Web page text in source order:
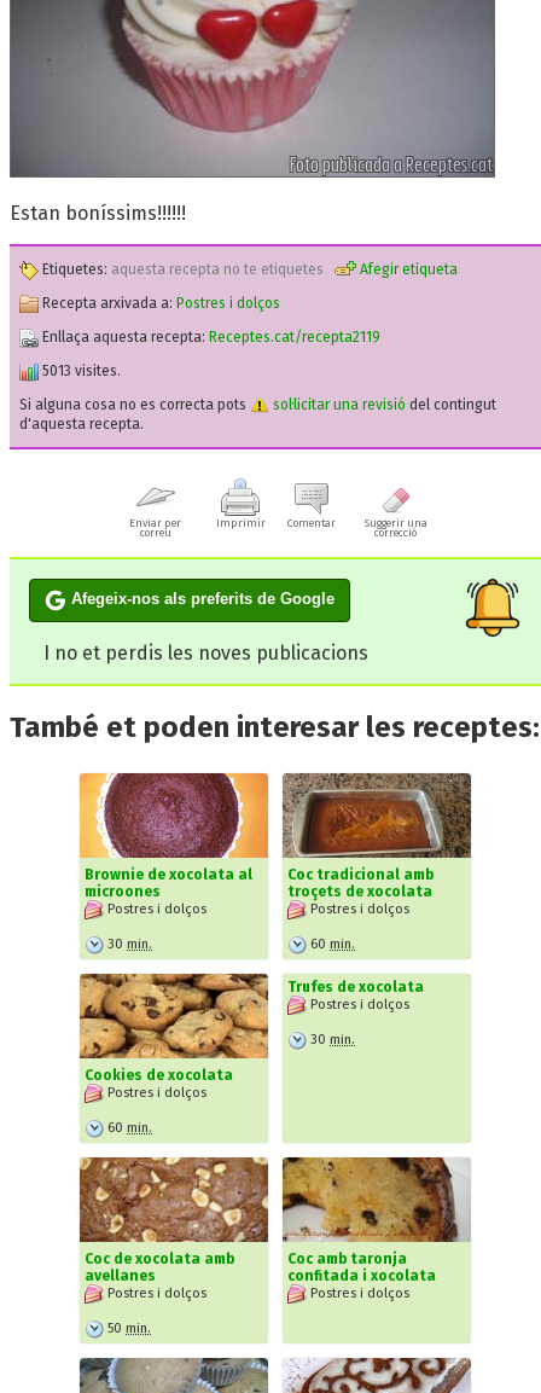
Estan boníssims!!!!!!
Etiquetes: aquesta recepta no te etiquetes
Afegir etiqueta
Recepta arxivada a: Postres i dolços
Enllaça aquesta recepta: Receptes.cat/recepta2119
5013 visites.
Si alguna cosa no es correcta pots
sol·licitar una revisió del contingut
d'aquesta recepta.
Enviar per
correu
Imprimir Comentar
Suggerir una
correcció
Afegeix-nos als preferits de Google
I no et perdis les noves publicacions
També et poden interesar les receptes:
Brownie de xocolata al
microones
Postres i dolços
30 min.
Coc tradicional amb
troçets de xocolata
Postres i dolços
60 min.
Cookies de xocolata
Postres i dolços
60 min.
Trufes de xocolata
Postres i dolços
30 min.
Coc de xocolata amb
avellanes
Postres i dolços
50 min.
Coc amb taronja
confitada i xocolata
Postres i dolços